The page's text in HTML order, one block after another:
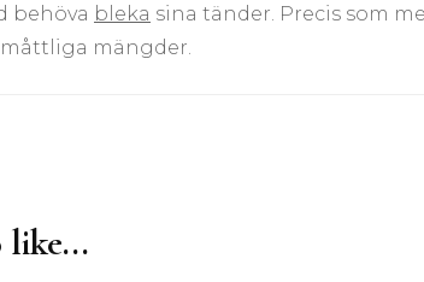
behöva bleka sina tänder. Precis som
mängder.
like...